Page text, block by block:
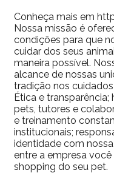
Conheça mais em
Nossa missão é
condições para que
cuidar dos seus
maneira possível.
alcance de nossas
tradição nos
Ética e
pets, tutores e
e treinamento
institucionais;
identidade com
entre a empresa
shopping do seu pet.